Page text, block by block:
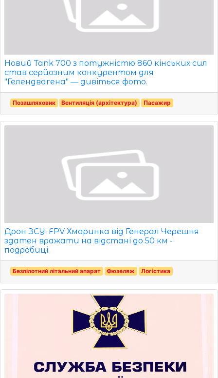
Новий Tank 700 з потужністю 860 кінських сил
став серйозним конкурентом для
"Гелендвагена" — дивіться фото.
Позашляховик Вентиляція (архітектура) Пасажир
Дрон ЗСУ: FPV Хмаринка від Генерал Черешня
здатен вражати на відстані до 50 км -
подробиці.
Безпілотний літальний апарат Фюзеляж Логістика